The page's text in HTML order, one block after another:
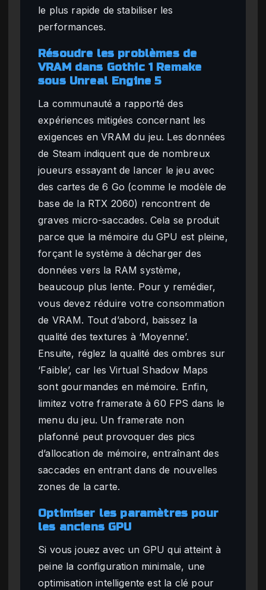
le plus rapide de stabiliser les
performances.
Résoudre les problèmes de
VRAM dans Gothic 1 Remake
sous Unreal Engine 5
La communauté a rapporté des
expériences mitigées concernant les
exigences en VRAM du jeu. Les données
de Steam indiquent que de nombreux
joueurs essayant de lancer le jeu avec
des cartes de 6 Go (comme le modèle de
base de la RTX 2060) rencontrent de
graves micro-saccades. Cela se produit
parce que la mémoire du GPU est pleine,
forçant le système à décharger des
données vers la RAM système,
beaucoup plus lente. Pour y remédier,
vous devez réduire votre consommation
de VRAM. Tout d’abord, baissez la
qualité des textures à ‘Moyenne’.
Ensuite, réglez la qualité des ombres sur
‘Faible’, car les Virtual Shadow Maps
sont gourmandes en mémoire. Enfin,
limitez votre framerate à 60 FPS dans le
menu du jeu. Un framerate non
plafonné peut provoquer des pics
d’allocation de mémoire, entraînant des
saccades en entrant dans de nouvelles
zones de la carte.
Optimiser les paramètres pour
les anciens GPU
Si vous jouez avec un GPU qui atteint à
peine la configuration minimale, une
optimisation intelligente est la clé pour